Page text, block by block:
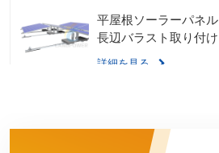
平屋根ソーラーパネル
長辺バラスト取り付け
詳細を見る
金属屋根 U クランプ取
り付けシステム